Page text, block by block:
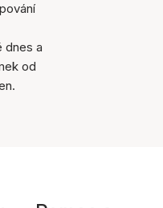
dnes a
od